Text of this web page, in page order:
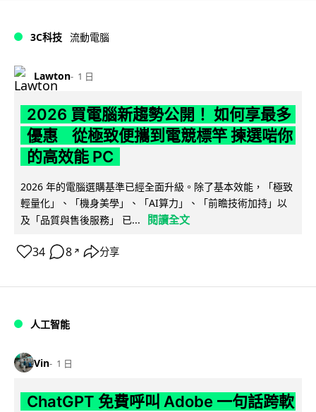
3C科技 流動電腦
Lawton 1 日
2026 買電腦新趨勢公開！ 如何享最多
優惠 從極致便攜到電競標竿 揀選啱你
的高效能 PC
2026 年的電腦選購基準已經全面升級。除了基本效能，「極致
輕量化」、「機身美學」、「AI算力」、「前瞻技術加持」以
及「品質與售後服務」 已...
閱讀全文
34 8 ↗ 分享
人工智能
Vin 1 日
ChatGPT 免費呼叫 Adobe 一句話跨軟